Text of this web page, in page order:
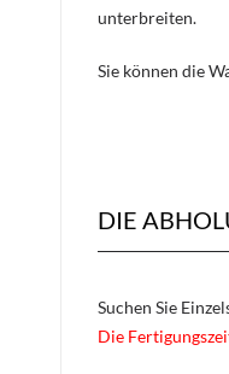
unterbreiten.
Sie können die
DIE
Suchen Sie
Die